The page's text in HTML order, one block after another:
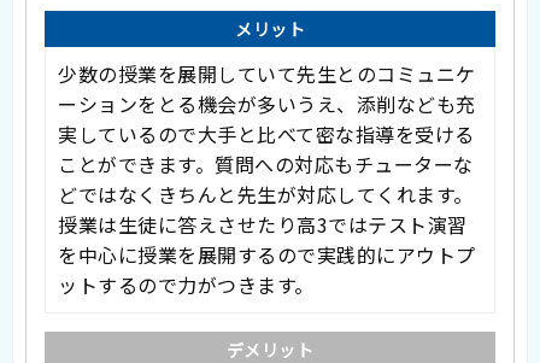
メリット
少数の授業を展開していて先生とのコミュニケ
ーションをとる機会が多いうえ、添削なども充
実しているので大手と比べて密な指導を受ける
ことができます。質問への対応もチューターな
どではなくきちんと先生が対応してくれます。
授業は生徒に答えさせたり高3ではテスト演習
を中心に授業を展開するので実践的にアウトプ
ットするので力がつきます。
デメリット